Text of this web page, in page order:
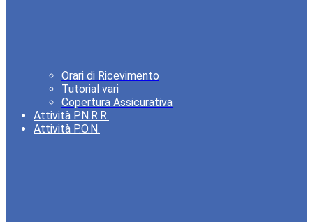
Orari di Ricevimento
Tutorial vari
Copertura Assicurativa
Attività P.N.R.R.
Attività P.O.N.